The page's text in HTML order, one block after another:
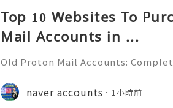
Top 10 Websites To
Mail Accounts in ...
Old Proton Mail Accounts:
liable 24/7 Customer Support
06) 541-7768
naver accounts 1小時前